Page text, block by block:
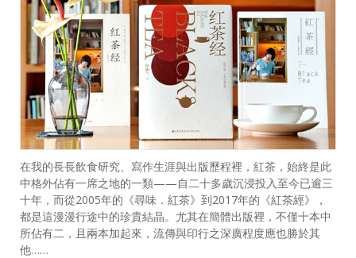
媒體報導一覽
合作與代言
訂閱電子報
在我的長長飲食研究、寫作生涯與出版歷程裡，紅茶，始終是此
中格外佔有一席之地的一類——自二十多歲沉浸投入至今已逾三
十年，而從2005年的《尋味．紅茶》到2017年的《紅茶經》，
都是這漫漫行途中的珍貴結晶。尤其在簡體出版裡，不僅十本中
所佔有二，且兩本加起來，流傳與印行之深廣程度應也勝於其
他……